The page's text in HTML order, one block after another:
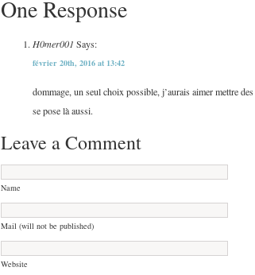
One Response
H0mer001 Says:
février 20th, 2016 at 13:42
dommage, un seul choix possible, j’aurais aimer mettre
se pose là aussi.
Leave a Comment
Name
Mail (will not be published)
Website